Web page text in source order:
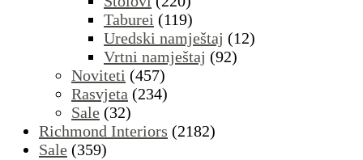
Taburei (119)
Uredski namještaj (12)
Vrtni namještaj (92)
Noviteti (457)
Rasvjeta (234)
Sale (32)
Richmond Interiors (2182)
Sale (359)